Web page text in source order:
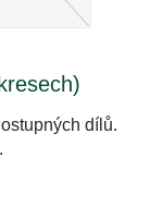
dílů.